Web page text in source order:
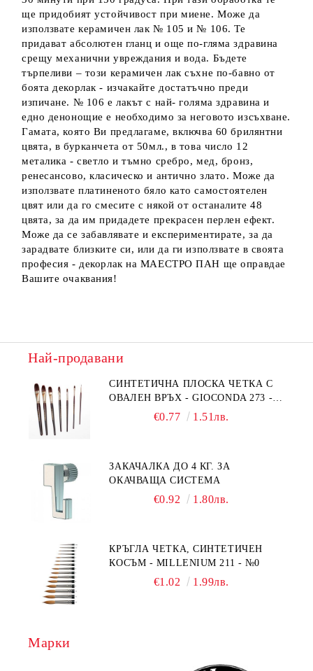
ще придобият устойчивост при миене. Може да
използвате керамичен лак № 105 и № 106. Те
придават абсолютен гланц и още по-гляма здравина
срещу механични увреждания и вода. Бъдете
търпеливи – този керамичен лак съхне по-бавно от
боята декорлак - изчакайте достатъчно преди
изпичане. № 106 е лакът с най- голяма здравина и
едно денонощие е необходимо за неговото изсъхване.
Гамата, която Ви предлагаме, включва 60 брилянтни
цвята, в бурканчета от 50мл., в това число 12
металика - светло и тъмно сребро, мед, бронз,
ренесансово, класическо и антично злато. Може да
използвате платиненото бяло като самостоятелен
цвят или да го смесите с някой от останалите 48
цвята, за да им придадете прекрасен перлен ефект.
Може да се забавлявате и експериментирате, за да
зарадвате близките си, или да ги използвате в своята
професия - декорлак на МАЕСТРО ПАН ще оправдае
Вашите очаквания!
Най-продавани
СИНТЕТИЧНА ПЛОСКА ЧЕТКА С
ОВАЛЕН ВРЪХ - GIOCONDA 273 -
€0.77 1.51лв.
ЗАКАЧАЛКА ДО 4 КГ. ЗА
ОКАЧВАЩА СИСТЕМА
€0.92 1.80лв.
КРЪГЛА ЧЕТКА, СИНТЕТИЧЕН
КОСЪМ - MILLENIUM 211 - №0
€1.02 1.99лв.
Марки